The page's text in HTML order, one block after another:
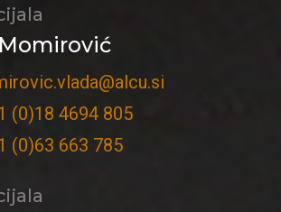
(0)18 4694 805
(0)63 663 785